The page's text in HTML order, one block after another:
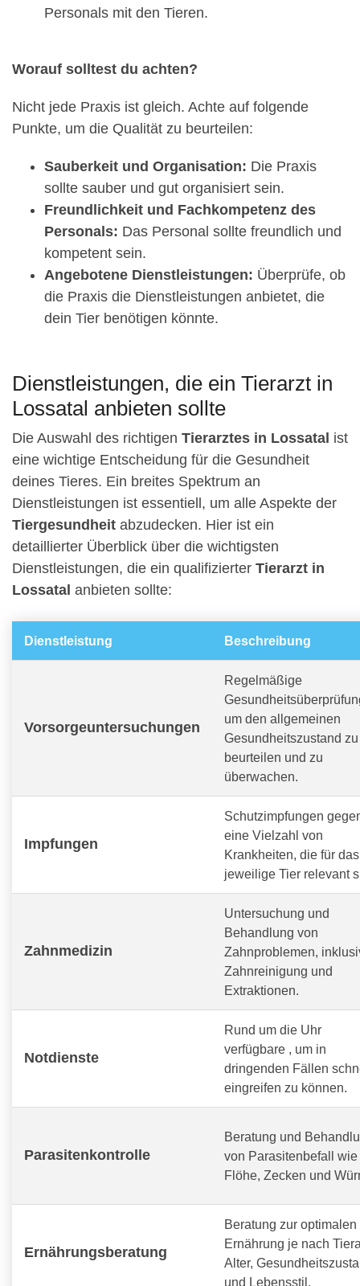
Personals mit den Tieren.
Worauf solltest du achten?
Nicht jede Praxis ist gleich. Achte auf folgende
Punkte, um die Qualität zu beurteilen:
Sauberkeit und Organisation: Die Praxis
sollte sauber und gut organisiert sein.
Freundlichkeit und Fachkompetenz des
Personals: Das Personal sollte freundlich und
kompetent sein.
Angebotene Dienstleistungen: Überprüfe, ob
die Praxis die Dienstleistungen anbietet, die
dein Tier benötigen könnte.
Dienstleistungen, die ein Tierarzt in
Lossatal anbieten sollte
Die Auswahl des richtigen Tierarztes in Lossatal ist
eine wichtige Entscheidung für die Gesundheit
deines Tieres. Ein breites Spektrum an
Dienstleistungen ist essentiell, um alle Aspekte der
Tiergesundheit abzudecken. Hier ist ein
detaillierter Überblick über die wichtigsten
Dienstleistungen, die ein qualifizierter Tierarzt in
Lossatal anbieten sollte:
Dienstleistung Beschreibung
Vorsorgeuntersuchungen
Regelmäßige
um den allgemeinen
Gesundheitszustand zu
beurteilen und zu
überwachen.
Impfungen
Schutzimpfungen
eine Vielzahl von
Krankheiten, die für das
jeweilige Tier relevant
Zahnmedizin
Untersuchung und
Behandlung von
Zahnproblemen,
Zahnreinigung und
Extraktionen.
Notdienste
Rund um die Uhr
verfügbare , um in
dringenden Fällen
eingreifen zu können.
Parasitenkontrolle
Beratung und
von Parasitenbefall wie
Flöhe, Zecken und
Ernährungsberatung
Beratung zur optimalen
Ernährung je nach
Alter,
und Lebensstil.